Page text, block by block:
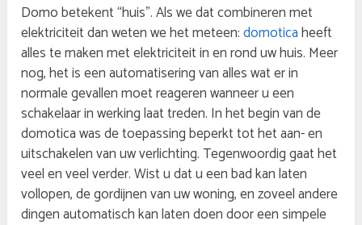
Domo betekent “huis”. Als we dat combineren met
elektriciteit dan weten we het meteen:domoticaheeft
alles te maken met elektriciteit in en rond uw huis. Meer
nog, het is een automatisering van alles wat er in
normale gevallen moet reageren wanneer u een
schakelaar in werking laat treden. In het begin van de
domotica was de toepassing beperkt tot het aan- en
uitschakelen van uw verlichting. Tegenwoordig gaat het
veel en veel verder. Wist u dat u een bad kan laten
vollopen, de gordijnen van uw woning, en zoveel andere
dingen automatisch kan laten doen door een simpele